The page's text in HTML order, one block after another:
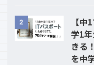
2
【
学1
きる
を中